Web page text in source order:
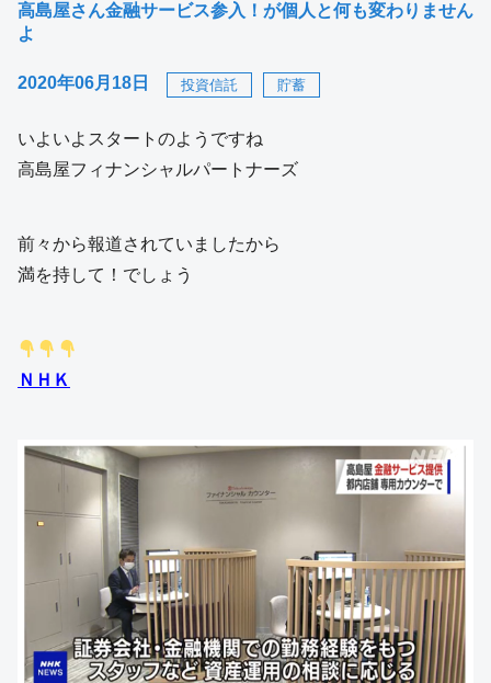
高島屋さん金融サービス参入！が個人と何も変わりません
よ
2020年06月18日 投資信託 貯蓄
いよいよスタートのようですね
高島屋フィナンシャルパートナーズ
前々から報道されていましたから
満を持して！でしょう
ＮＨＫ